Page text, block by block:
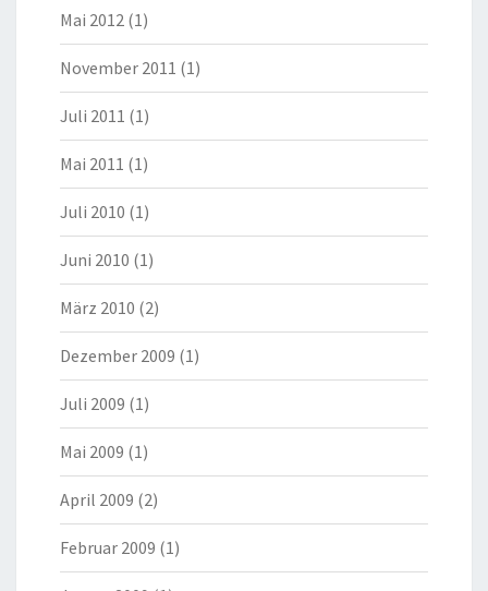
Mai 2012 (1)
November 2011 (1)
Juli 2011 (1)
Mai 2011 (1)
Juli 2010 (1)
Juni 2010 (1)
März 2010 (2)
Dezember 2009 (1)
Juli 2009 (1)
Mai 2009 (1)
April 2009 (2)
Februar 2009 (1)